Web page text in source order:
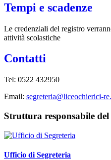
Tempi e scadenze
Le credenziali del registro
attività scolastiche
Contatti
Tel: 0522 432950
Email: segreteria@liceochierici-
Struttura responsabile del
Ufficio di Segreteria